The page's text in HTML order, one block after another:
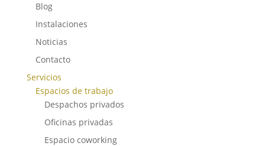
Blog
Instalaciones
Noticias
Contacto
Servicios
Espacios de trabajo
Despachos privados
Oficinas privadas
Espacio coworking